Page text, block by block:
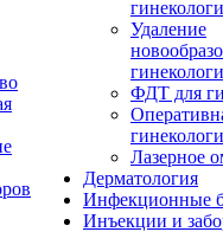
Удаление
ФДТ для
Лазерное
Дерматология
Инфекционные
Инъекции и